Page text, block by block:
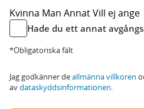
Kvinna Man AnnatVill ej ange
Hade du ett annat
*Obligatoriska fält
Jag godkänner deallmänna villkoren
avdataskyddsinformationen.